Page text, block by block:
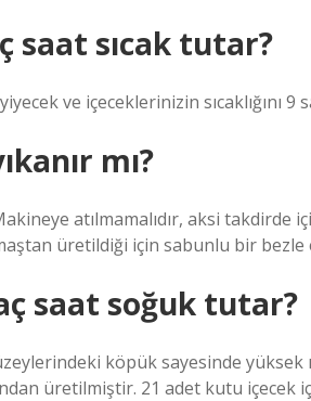
saat sıcak tutar?
ve içeceklerinizin sıcaklığını
mı?
atılmamalıdır, aksi
üretildiği için sabunlu bir bezle
saat soğuk tutar?
köpük sayesinde yüksek
üretilmiştir. 21 adet kutu içecek